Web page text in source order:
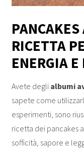
RICETTA
ENERGIA
Avete degli albumi
sapete come
esperimenti, sono
ricetta dei pancakes
sofficità, sapore e